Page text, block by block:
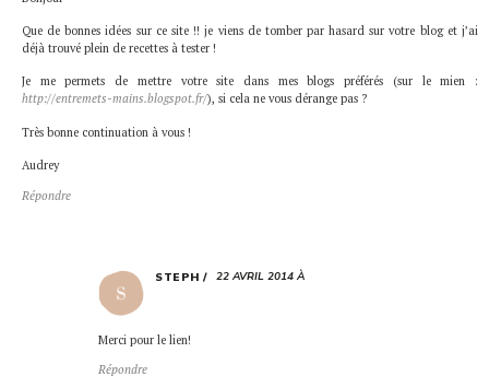
Que de bonnes idées sur ce site !! je viens de tomber par hasard sur votre blog et j’ai
déjà trouvé plein de recettes à tester !
Je me permets de mettre votre site dans mes blogs préférés (sur le mien :
http://entremets-mains.blogspot.fr/), si cela ne vous dérange pas ?
Très bonne continuation à vous !
Audrey
Répondre
STEPH 22 AVRIL 2014 À
Merci pour le lien!
Répondre